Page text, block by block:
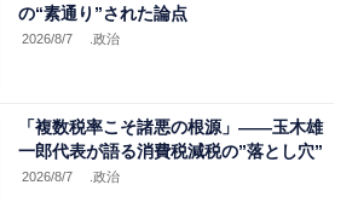
の“素通り”された論点
2026/8/7 .政治
「複数税率こそ諸悪の根源」――玉木雄
一郎代表が語る消費税減税の”落とし穴”
2026/8/7 .政治